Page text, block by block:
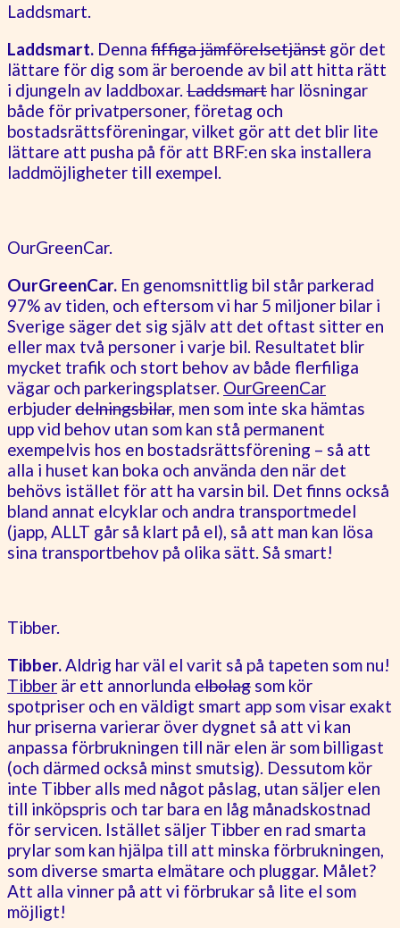
Laddsmart.
Laddsmart. Denna fiffiga jämförelsetjänst gör det
lättare för dig som är beroende av bil att hitta rätt
i djungeln av laddboxar. Laddsmart har lösningar
både för privatpersoner, företag och
bostadsrättsföreningar, vilket gör att det blir lite
lättare att pusha på för att BRF:en ska installera
laddmöjligheter till exempel.
OurGreenCar.
OurGreenCar. En genomsnittlig bil står parkerad
97% av tiden, och eftersom vi har 5 miljoner bilar i
Sverige säger det sig själv att det oftast sitter en
eller max två personer i varje bil. Resultatet blir
mycket trafik och stort behov av både flerfiliga
vägar och parkeringsplatser. OurGreenCar
erbjuderdelningsbilar, men som inte ska hämtas
upp vid behov utan som kan stå permanent
exempelvis hos en bostadsrättsförening – så att
alla i huset kan boka och använda den när det
behövs istället för att ha varsin bil. Det finns också
bland annat elcyklar och andra transportmedel
(japp, ALLT går så klart på el), så att man kan lösa
sina transportbehov på olika sätt. Så smart!
Tibber.
Tibber.Aldrig har väl el varit så på tapeten som nu!
Tibber är ett annorlunda elbolag som kör
spotpriser och en väldigt smart app som visar exakt
hur priserna varierar över dygnet så att vi kan
anpassa förbrukningen till när elen är som billigast
(och därmed också minst smutsig). Dessutom kör
inte Tibber alls med något påslag, utan säljer elen
till inköpspris och tar bara en låg månadskostnad
för servicen. Istället säljer Tibber en rad smarta
prylar som kan hjälpa till att minska förbrukningen,
som diverse smarta elmätare och pluggar. Målet?
Att alla vinner på att vi förbrukar så lite el som
möjligt!